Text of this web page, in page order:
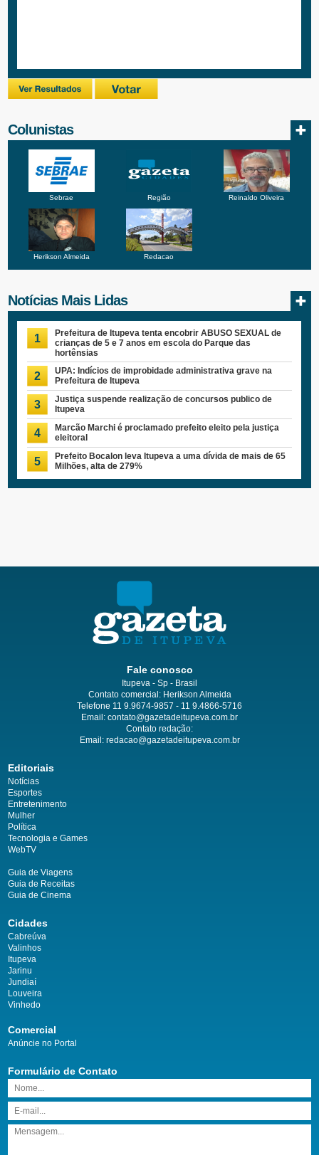
Colunistas
Sebrae Região Reinaldo Oliveira
Herikson Almeida Redacao
Notícias Mais Lidas
1
Prefeitura de Itupeva tenta encobrir ABUSO SEXUAL de
crianças de 5 e 7 anos em escola do Parque das
hortênsias
2
UPA: Indícios de improbidade administrativa grave na
Prefeitura de Itupeva
3
Justiça suspende realização de concursos publico de
Itupeva
4
Marcão Marchi é proclamado prefeito eleito pela justiça
eleitoral
5
Prefeito Bocalon leva Itupeva a uma dívida de mais de 65
Milhões, alta de 279%
Fale conosco
Itupeva - Sp - Brasil
Contato comercial: Herikson Almeida
Telefone 11 9.9674-9857 - 11 9.4866-5716
Email: contato@gazetadeitupeva.com.br
Contato redação:
Email: redacao@gazetadeitupeva.com.br
Editoriais
Notícias
Esportes
Entretenimento
Mulher
Política
Tecnologia e Games
WebTV
Guia de Viagens
Guia de Receitas
Guia de Cinema
Cidades
Cabreúva
Valinhos
Itupeva
Jarinu
Jundiaí
Louveira
Vinhedo
Comercial
Anúncie no Portal
Formulário de Contato